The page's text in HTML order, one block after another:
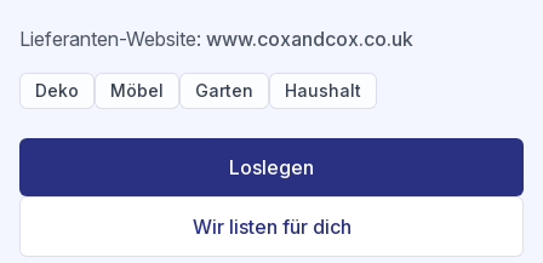
Lieferanten-Website: www.coxandcox.co.uk
Deko Möbel Garten Haushalt
Loslegen
Wir listen für dich